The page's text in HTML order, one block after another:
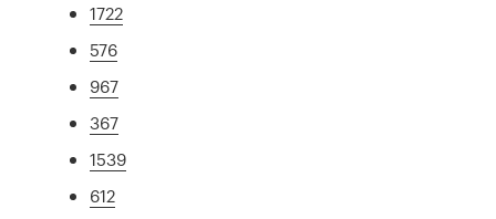
1722
576
967
367
1539
612